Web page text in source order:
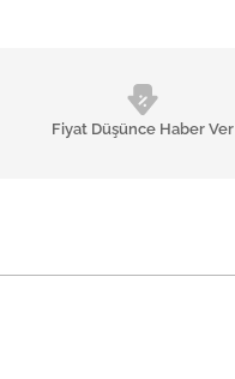
Fiyat Düşünce Haber Ver